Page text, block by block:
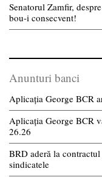
Senatorul Zamfir,
bou-i consecvent!
Anunturi banci
Aplicația George BCR
Aplicația George BCR
26.26
BRD aderă la
sindicatele